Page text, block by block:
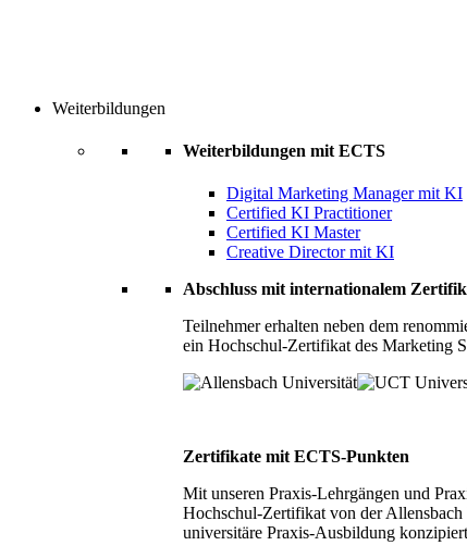
Weiterbildungen
Weiterbildungen mit ECTS
Digital Marketing Manager mit KI
Certified KI Practitioner
Certified KI Master
Creative Director mit KI
Abschluss mit internationalem
Teilnehmer erhalten neben dem
ein Hochschul-Zertifikat des Marketing
Zertifikate mit ECTS-Punkten
Mit unseren Praxis-Lehrgängen und
Hochschul-Zertifikat von der
universitäre Praxis-Ausbildung